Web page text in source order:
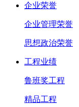
企业荣誉
企业管理荣誉
思想政治荣誉
工程业绩
鲁班奖工程
精品工程